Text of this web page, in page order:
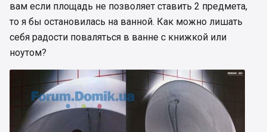
вам если площадь не позволяет ставить 2 предмета,
то я бы остановилась на ванной. Как можно лишать
себя радости поваляться в ванне с книжкой или
ноутом?